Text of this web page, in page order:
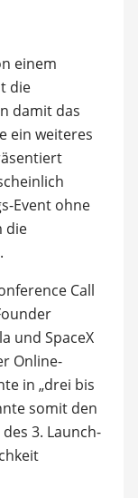
einem
die
damit das
ein weiteres
Event ohne
die
Call
und SpaceX
Online-
in „drei bis
somit den
3. Launch-